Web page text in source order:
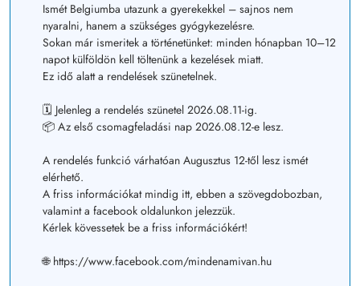
Ismét Belgiumba utazunk a gyerekekkel – sajnos nem
nyaralni, hanem a szükséges gyógykezelésre.
Sokan már ismeritek a történetünket: minden hónapban 10–12
napot külföldön kell töltenünk a kezelések miatt.
Ez idő alatt a rendelések szünetelnek.
🗓️ Jelenleg a rendelés szünetel 2026.08.11-ig.
📦 Az első csomagfeladási nap 2026.08.12-e lesz.
A rendelés funkció várhatóan Augusztus 12-től lesz ismét
elérhető.
A friss információkat mindig itt, ebben a szövegdobozban,
valamint a facebook oldalunkon jelezzük.
Kérlek kövessetek be a friss információkért!
🌐 https://www.facebook.com/mindenamivan.hu